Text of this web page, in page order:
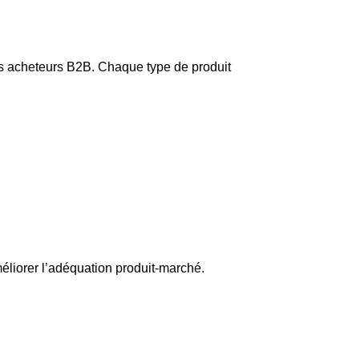
acheteurs B2B. Chaque type de produit
l’adéquation produit-marché.